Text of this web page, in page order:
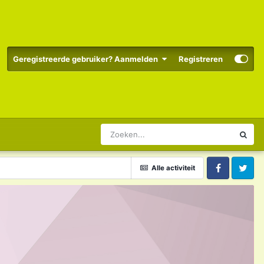
Geregistreerde gebruiker? Aanmelden Registreren
Alle activiteit
FacebookTwitter